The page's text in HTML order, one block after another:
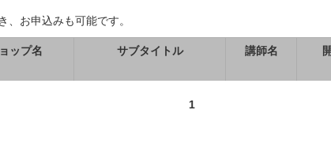
お申込みも可能です。
ップ名 サブタイトル 講師名
1